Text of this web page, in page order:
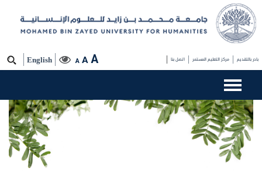
English A A A بادر بالتقديم مركز التعليم المستمر اتصل بنا